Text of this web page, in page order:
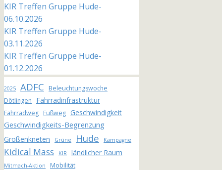
KIR Treffen Gruppe Hude-
06.10.2026
KIR Treffen Gruppe Hude-
03.11.2026
KIR Treffen Gruppe Hude-
01.12.2026
2025 ADFC
Beleuchtungswoche
Dötlingen
Fahrradinfrastruktur
Fahrradweg Fußweg Geschwindigkeit
Geschwindigkeits-Begrenzung
Großenkneten Grüne Hude Kampagne
Kidical Mass KIR ländlicher Raum
Mitmach-Aktion
Mobilität